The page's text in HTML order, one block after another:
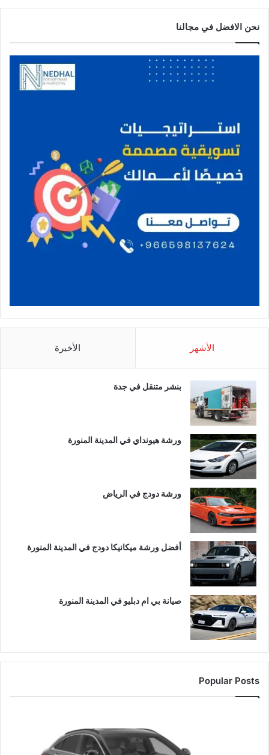
نحن الافضل في مجالنا
الأشهر الأخيرة
بنشر متنقل في جدة
ورشة هيونداي في المدينة المنورة
ورشة دودج في الرياض
أفضل ورشة ميكانيكا دودج في المدينة المنورة
صيانة بي ام دبليو في المدينة المنورة
Popular Posts